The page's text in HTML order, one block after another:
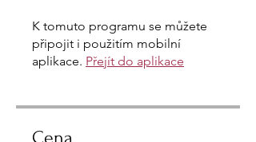
K tomuto programu se můžete
připojit i použitím mobilní
aplikace. Přejít do aplikace
Cena